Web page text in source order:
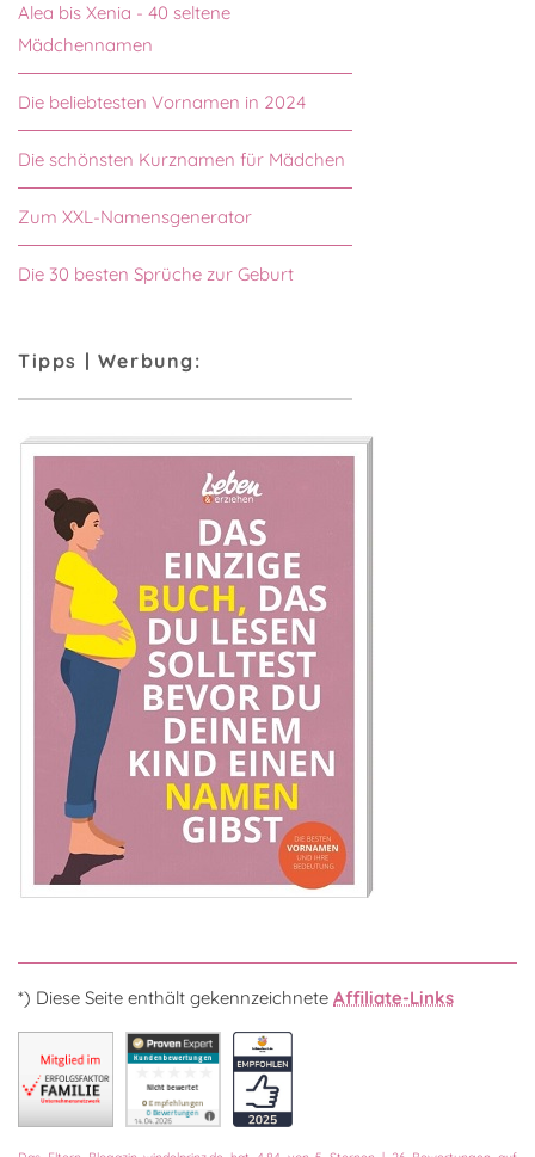
Alea bis Xenia - 40 seltene
Mädchennamen
Die beliebtesten Vornamen in 2024
Die schönsten Kurznamen für Mädchen
Zum XXL-Namensgenerator
Die 30 besten Sprüche zur Geburt
Tipps | Werbung:
*) Diese Seite enthält gekennzeichnete Affiliate-Links